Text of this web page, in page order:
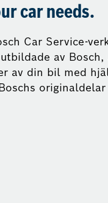
car needs.
Car Service-
av
av din bil med